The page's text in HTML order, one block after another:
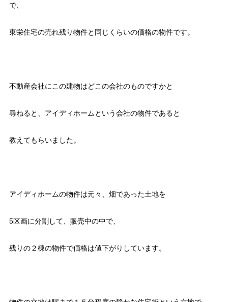
で、
東栄住宅の売れ残り物件と同じくらいの価格の物件です。
不動産会社にこの建物はどこの会社のものですかと
尋ねると、アイディホームという会社の物件であると
教えてもらいました。
アイディホームの物件は元々、畑であった土地を
5区画に分割して、販売中の中で、
残りの２棟の物件で価格は値下がりしています。